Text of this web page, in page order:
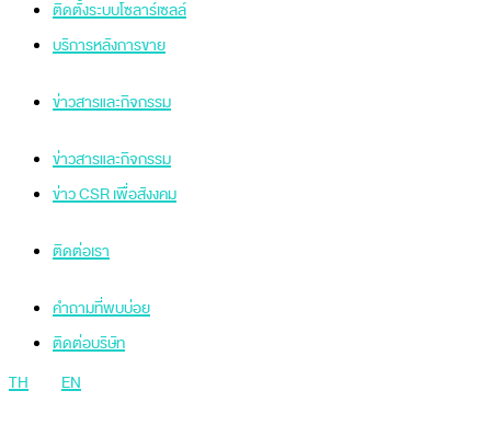
ติดตั้งระบบโซลาร์เซลล์
บริการหลังการขาย
ข่าวสารและกิจกรรม
ข่าวสารและกิจกรรม
ข่าว CSR เพื่อสังงคม
ติดต่อเรา
คำถามที่พบบ่อย
ติดต่อบริษัท
TH
EN